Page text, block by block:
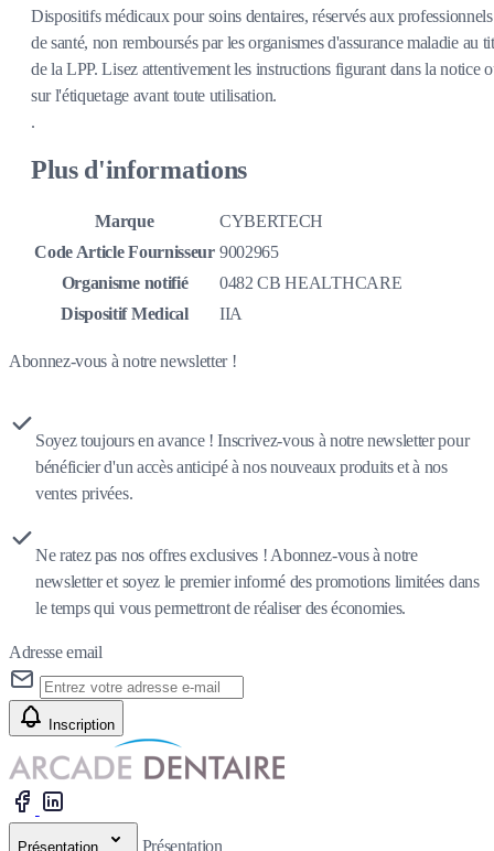
Dispositifs médicaux pour soins dentaires, réservés aux professionnels
de santé, non remboursés par les organismes d'assurance maladie au
de la LPP. Lisez attentivement les instructions figurant dans la notice
sur l'étiquetage avant toute utilisation.
.
Plus d'informations
Marque
CYBERTECH
Code Article Fournisseur 9002965
Organisme notifié
0482 CB HEALTHCARE
Dispositif Medical
IIA
Abonnez-vous à notre newsletter !
Soyez toujours en avance ! Inscrivez-vous à notre newsletter pour
bénéficier d'un accès anticipé à nos nouveaux produits et à nos
ventes privées.
Ne ratez pas nos offres exclusives ! Abonnez-vous à notre
newsletter et soyez le premier informé des promotions limitées dans
le temps qui vous permettront de réaliser des économies.
Adresse email
Inscription
Présentation Présentation